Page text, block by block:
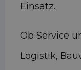
Einsatz.
Ob Service
Logistik,